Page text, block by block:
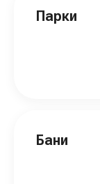
Парки
Бани